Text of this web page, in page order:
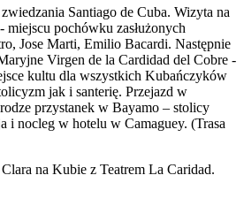
Santiago de Cuba. Wizyta na
miejscu pochówku zasłużonych
Jose Marti, Emilio Bacardi. Następnie
Virgen de la Cardidad del Cobre -
kultu dla wszystkich Kubańczyków
jak i santerię. Przejazd w
przystanek w Bayamo – stolicy
i nocleg w hotelu w Camaguey. (Trasa